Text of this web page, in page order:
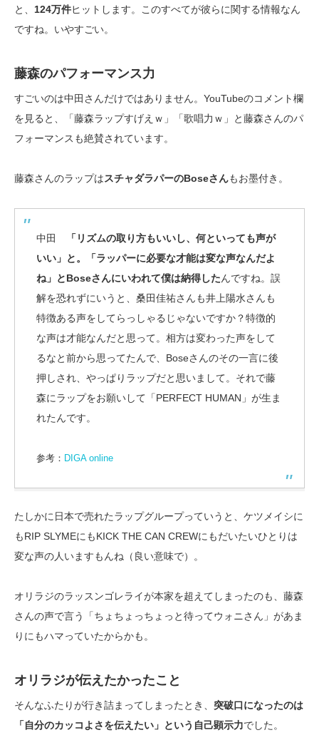
と、 124万件ヒットします。このすべてが彼らに関する情報なん
ですね。いやすごい。
藤森のパフォーマンス力
すごいのは中田さんだけではありません。YouTubeのコメント欄
を見ると、「藤森ラップすげえｗ」「歌唱力ｗ」と藤森さんのパ
フォーマンスも絶賛されています。
藤森さんのラップはスチャダラパーのBoseさんもお墨付き。
中田
「リズムの取り方もいいし、何といっても声が
いい」と。「ラッパーに必要な才能は変な声なんだよ
ね」とBoseさんにいわれて僕は納得したんですね。誤
解を恐れずにいうと、桑田佳祐さんも井上陽水さんも
特徴ある声をしてらっしゃるじゃないですか？特徴的
な声は才能なんだと思って。相方は変わった声をして
るなと前から思ってたんで、Boseさんのその一言に後
押しされ、やっぱりラップだと思いまして。それで藤
森にラップをお願いして「PERFECT HUMAN」が生ま
れたんです。
参考： DIGA online
たしかに日本で売れたラップグループっていうと、ケツメイシに
もRIP SLYMEにもKICK THE CAN CREWにもだいたいひとりは
変な声の人いますもんね（良い意味で）。
オリラジのラッスンゴレライが本家を超えてしまったのも、藤森
さんの声で言う「ちょちょっちょっと待ってウォニさん」があま
りにもハマっていたからかも。
オリラジが伝えたかったこと
そんなふたりが行き詰まってしまったとき、 突破口になったのは
「自分のカッコよさを伝えたい」という自己顕示力でした。